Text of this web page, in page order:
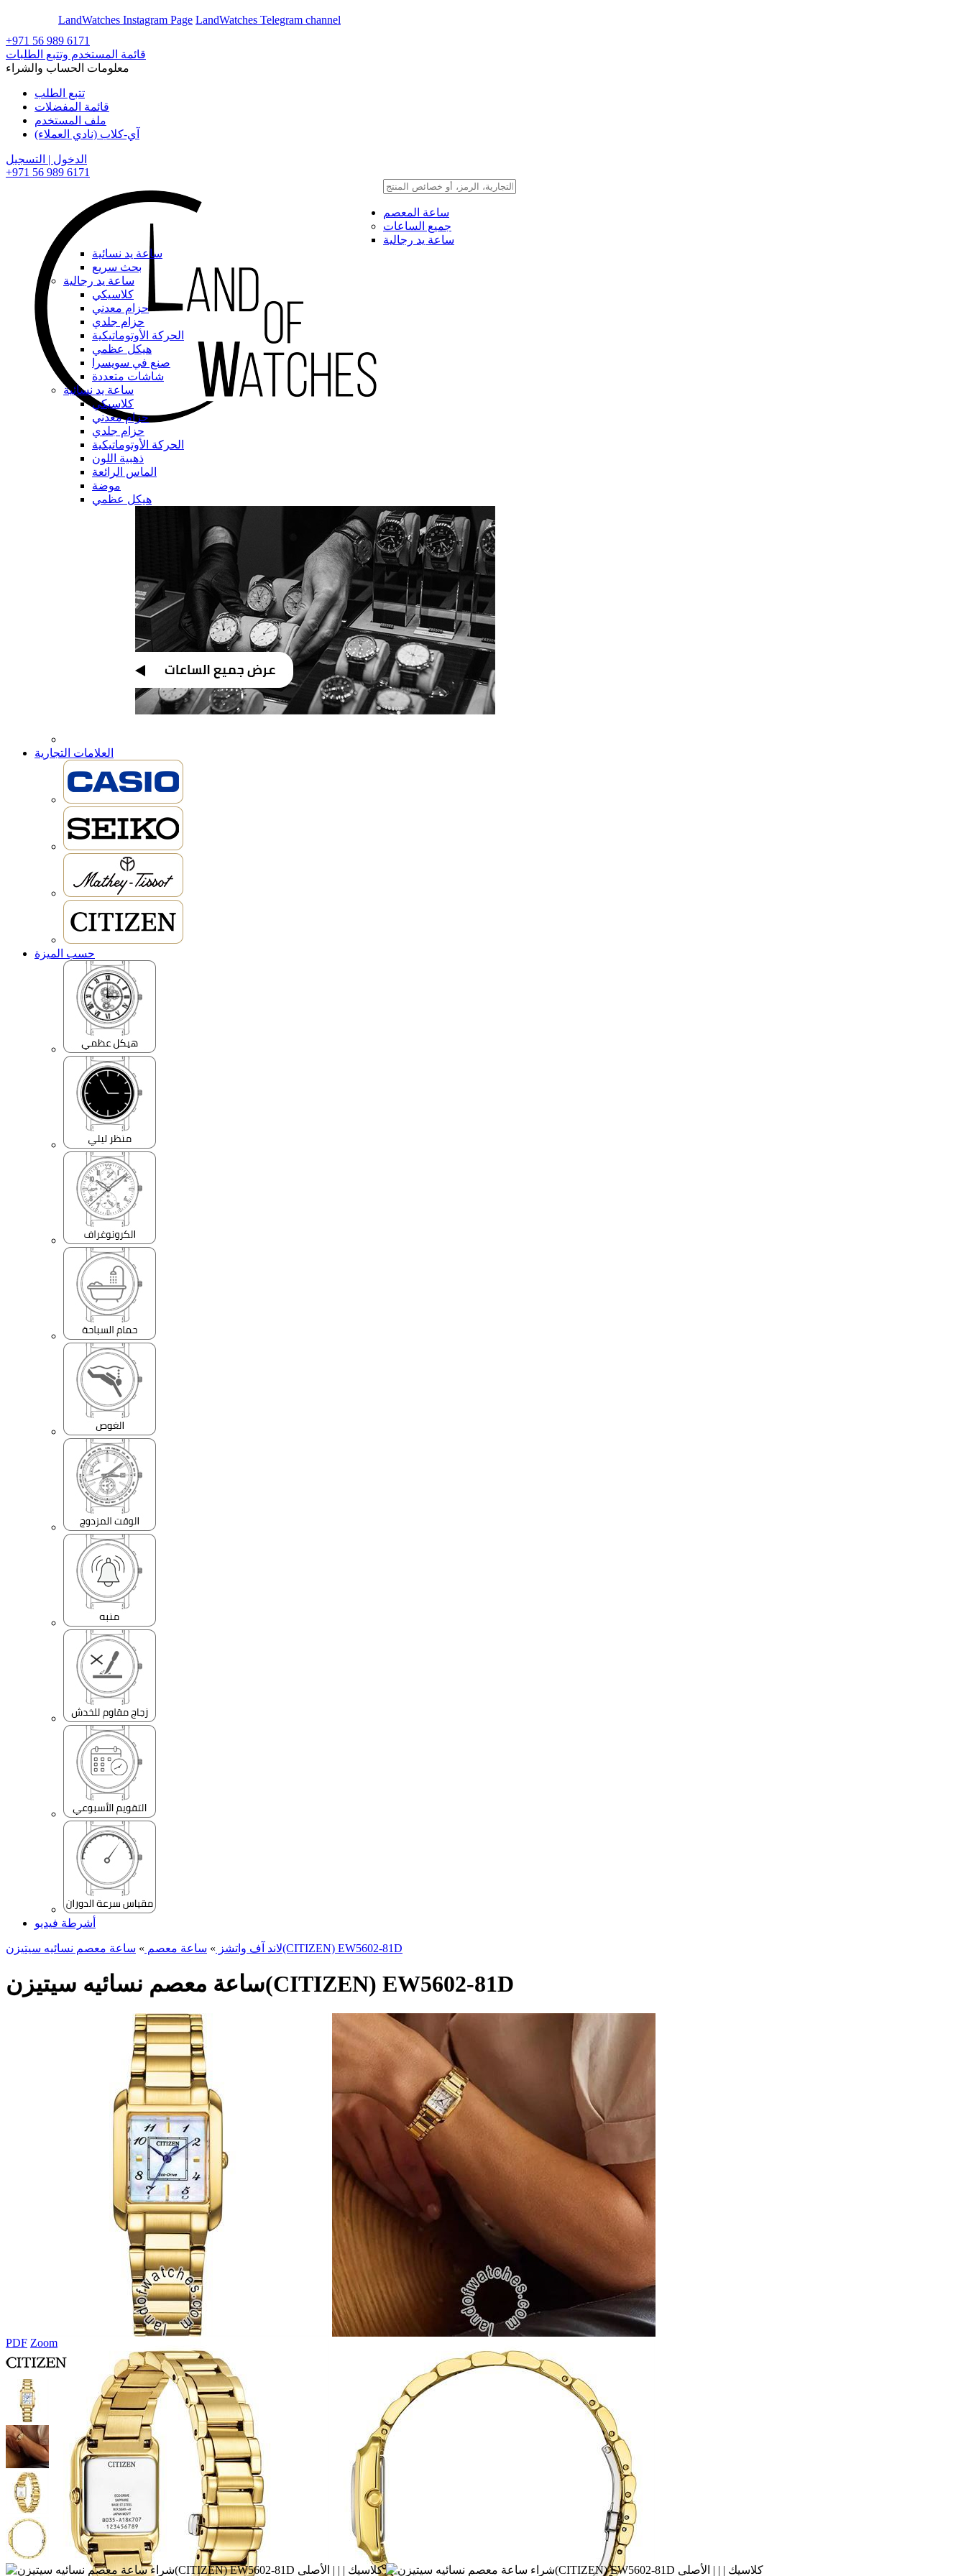
LandWatches Instagram Page LandWatches Telegram channel
+971 56 989 6171
قائمة المستخدم وتتبع الطلبات
معلومات الحساب والشراء
تتبع الطلب
قائمة المفضلات
ملف المستخدم
آي-كلاب (نادي العملاء)
الدخول | التسجيل
+971 56 989 6171
ساعة المعصم
جميع الساعات
ساعة يد رجالية
ساعة يد نسائية
بحث سريع
ساعة يد رجالية
كلاسيكي
حزام معدني
حزام جلدي
الحركة الأوتوماتيكية
هيكل عظمي
صنع في سويسرا
شاشات متعددة
ساعة يد نسائية
كلاسيكي
حزام معدني
حزام جلدي
الحركة الأوتوماتيكية
ذهبية اللون
الماس الرائعة
موضة
هيكل عظمي
العلامات التجارية
حسب الميزة
أشرطة فيديو
لاند آف واتشز » ساعة معصم » ساعة معصم نسائیه سیتیزن(CITIZEN) EW5602-81D
ساعة معصم نسائیه سیتیزن(CITIZEN) EW5602-81D
PDF Zoom